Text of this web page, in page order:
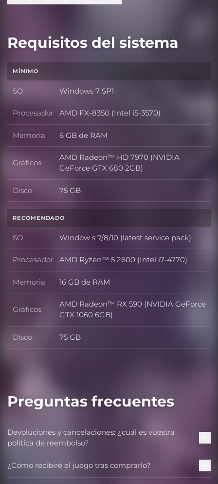
Requisitos del sistema
MÍNIMO
SO SO
Windows 7 SP1
Procesador Procesador
AMD FX-8350 (Intel i5-3570)
Memoria Memoria
6 GB de RAM
Gráficos Gráficos
AMD Radeon™ HD 7970 (NVIDIA
GeForce GTX 680 2GB)
Disco Disco
75 GB
RECOMENDADO
SO SO
Window s 7/8/10 (latest service pack)
Procesador Procesador
AMD Ryzen™ 5 2600 (Intel i7-4770)
Memoria Memoria
16 GB de RAM
Gráficos Gráficos
AMD Radeon™ RX 590 (NVIDIA GeForce
GTX 1060 6GB)
Disco Disco
75 GB
Preguntas frecuentes
Devoluciones y cancelaciones: ¿cuál es vuestra
política de reembolso?
¿Cómo recibiré el juego tras comprarlo?